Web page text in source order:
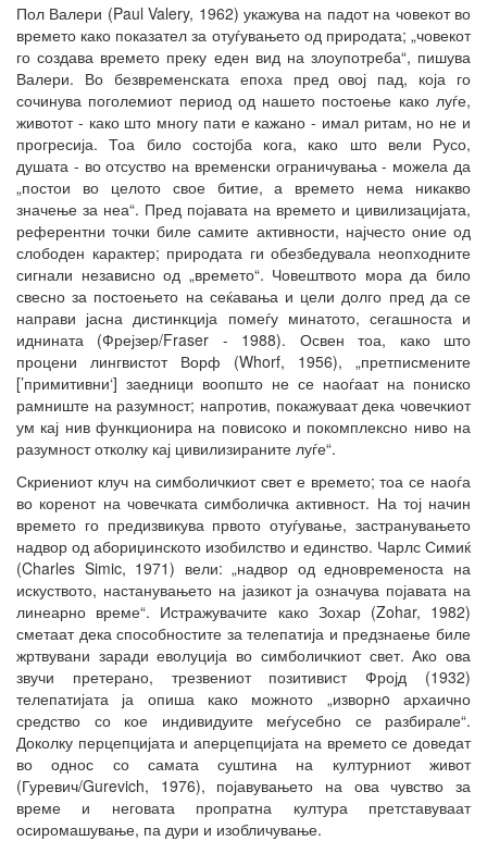
Пол Валери (Paul Valery, 1962) укажува на падот на човекот во
времето како показател за отуѓувањето од природата; „човекот
го создава времето преку еден вид на злоупотреба“, пишува
Валери. Во безвременската епоха пред овој пад, која го
сочинува поголемиот период од нашето постоење како луѓе,
животот - како што многу пати е кажано - имал ритам, но не и
прогресија. Тоа било состојба кога, како што вели Русо,
душата - во отсуство на временски ограничувања - можела да
„постои во целото свое битие, а времето нема никакво
значење за неа“. Пред појавата на времето и цивилизацијата,
референтни точки биле самите активности, најчесто оние од
слободен карактер; природата ги обезбедувала неопходните
сигнали независно од „времето“. Човештвото мора да било
свесно за постоењето на сеќавања и цели долго пред да се
направи јасна дистинкција помеѓу минатото, сегашноста и
иднината (Фрејзер/Fraser - 1988). Освен тоа, како што
процени лингвистот Ворф (Whorf, 1956), „претписмените
[’примитивни‘] заедници воопшто не се наоѓаат на пониско
рамниште на разумност; напротив, покажуваат дека човечкиот
ум кај нив функционира на повисоко и покомплексно ниво на
разумност отколку кај цивилизираните луѓе“.
Скриениот клуч на симболичкиот свет е времето; тоа се наоѓа
во коренот на човечката симболичка активност. На тој начин
времето го предизвикува првото отуѓување, застранувањето
надвор од абориџинското изобилство и единство. Чарлс Симиќ
(Charles Simic, 1971) вели: „надвор од едновременоста на
искуството, настанувањето на јазикот ја означува појавата на
линеарно време“. Истражувачите како Зохар (Zohar, 1982)
сметаат дека способностите за телепатија и предзнаење биле
жртвувани заради еволуција во симболичкиот свет. Ако ова
звучи претерано, трезвениот позитивист Фројд (1932)
телепатијата ја опиша како можното „изворнo архаично
средство со кое индивидуите меѓусебно се разбирале“.
Доколку перцепцијата и аперцепцијата на времето се доведат
во однос со самата суштина на културниот живот
(Гуревич/Gurevich, 1976), појавувањето на ова чувство за
време и неговата пропратна култура претставуваат
осиромашување, па дури и изобличување.